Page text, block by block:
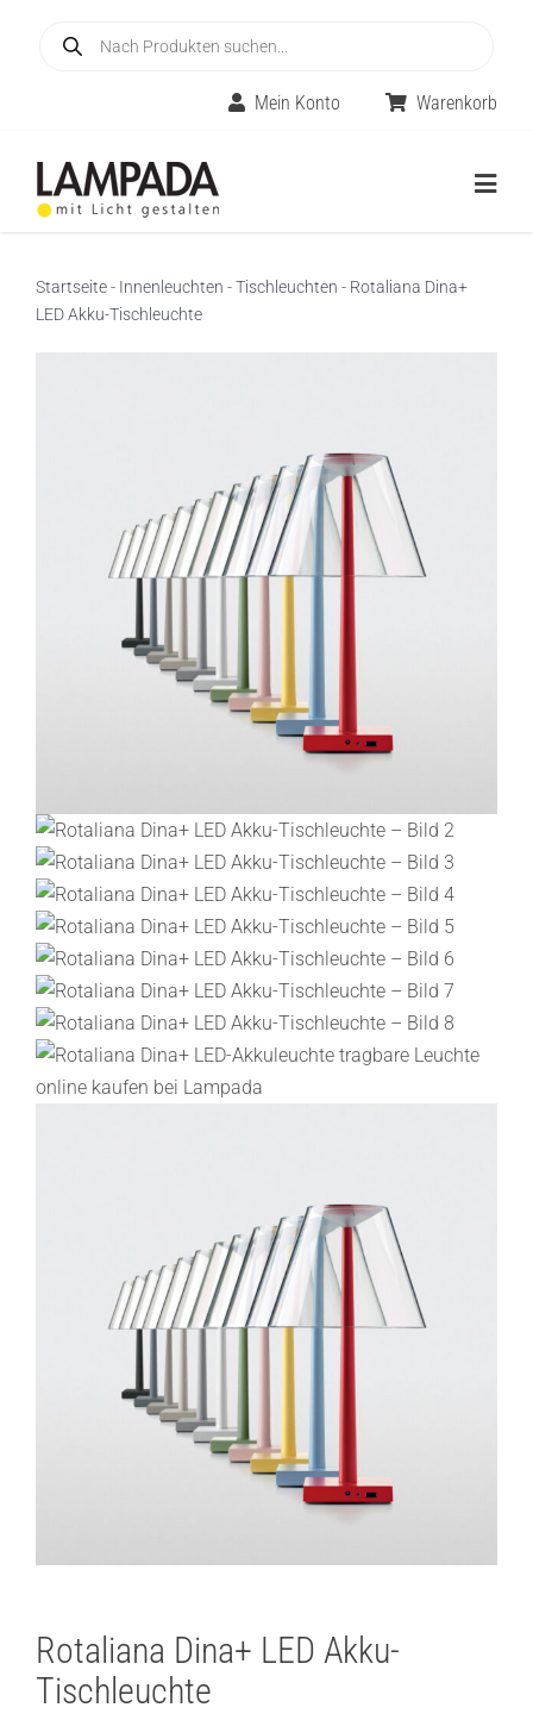
search
Mein Konto Warenkorb
Außenleuchten
Lichtplanung
Referenzen
Marken
Ratgeber
Startseite- Innenleuchten -Tischleuchten - Rotaliana Dina+
LED Akku-Tischleuchte
Rotaliana Dina+ LED Akku-
Tischleuchte